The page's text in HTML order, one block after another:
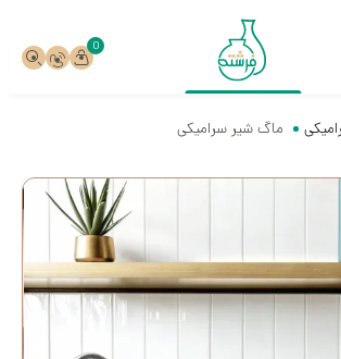
سرامیکی